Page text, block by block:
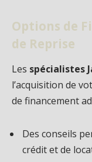
Options de
de Reprise
Les spécialistes
l’acquisition de
de financement
Des conseils
crédit et de